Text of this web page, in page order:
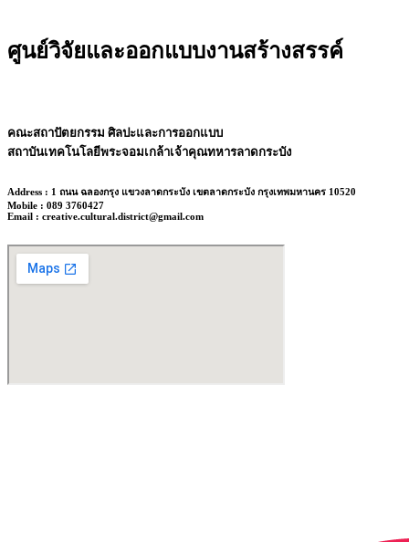
ศูนย์วิจัยและออกแบบงานสร้างสรรค์
คณะสถาปัตยกรรม ศิลปะและการออกแบบ
สถาบันเทคโนโลยีพระจอมเกล้าเจ้าคุณทหารลาดกระบัง
Address : 1 ถนน ฉลองกรุง แขวงลาดกระบัง เขตลาดกระบัง กรุงเทพมหานคร 10520
Mobile : 089 3760427
Email : creative.cultural.district@gmail.com